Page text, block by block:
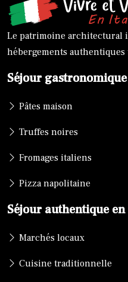
Le patrimoine architectural
hébergements
Séjour
Pâtes maison
Truffes noires
Fromages italiens
Pizza napolitaine
Séjour authentique
Marchés locaux
Cuisine traditionnelle